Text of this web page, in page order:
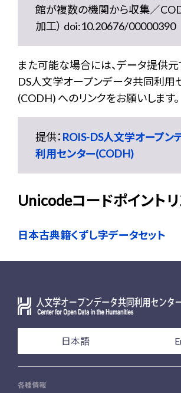
館が複数の機関から収集／
加工） doi:10.20676/00000390
また可能な場合には、データ提供元
DS人文学オープンデータ共同利用
(CODH) へのリンクをお願いします。
提供： ROIS-DS人文学オープン
利用センター(CODH)
Unicodeコードポイント
日本古典籍くずし字データセット
日本語
各種情報